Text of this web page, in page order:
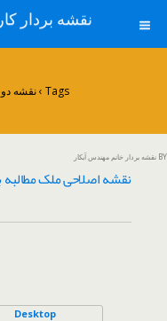
نقشه بردار
Tags › نقشه دو هزارم زمین در طرح شهرداری
BY نقشه بردار خانم مهندس آبکار
نقشه اصلاحی ملک
Desktop